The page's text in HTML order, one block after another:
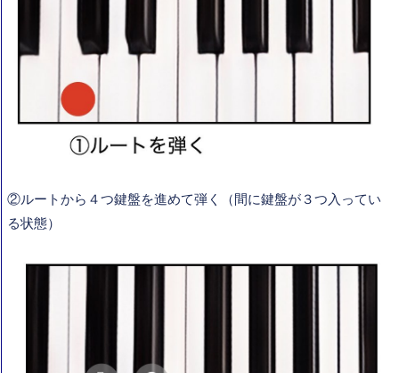
②ルートから４つ鍵盤を進めて弾く（間に鍵盤が３つ入ってい
る状態）